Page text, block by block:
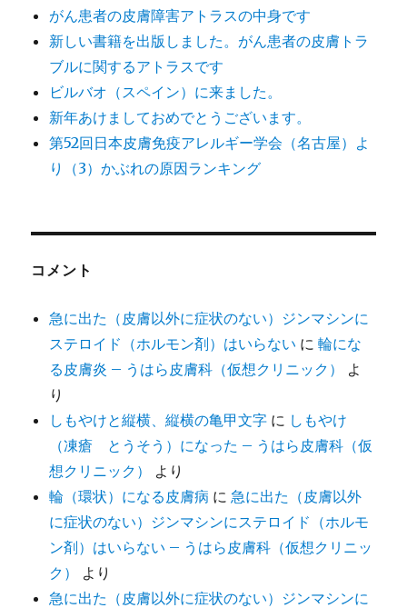
がん患者の皮膚障害アトラスの中身です
新しい書籍を出版しました。がん患者の皮膚トラ
ブルに関するアトラスです
ビルバオ（スペイン）に来ました。
新年あけましておめでとうございます。
第52回日本皮膚免疫アレルギー学会（名古屋）よ
り（3）かぶれの原因ランキング
コメント
急に出た（皮膚以外に症状のない）ジンマシンに
ステロイド（ホルモン剤）はいらない に輪にな
る皮膚炎 – うはら皮膚科（仮想クリニック）
よ
り
しもやけと縦横、縦横の亀甲文字 に しもやけ
（凍瘡 とうそう）になった – うはら皮膚科（仮
想クリニック）
より
輪（環状）になる皮膚病 に 急に出た（皮膚以外
に症状のない）ジンマシンにステロイド（ホルモ
ン剤）はいらない – うはら皮膚科（仮想クリニッ
ク）
より
急に出た（皮膚以外に症状のない）ジンマシンに